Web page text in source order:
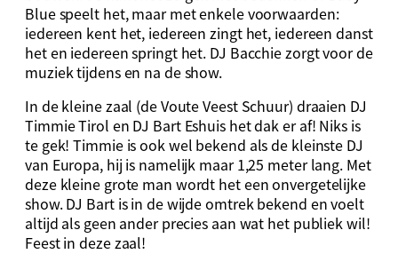
Blue speelt het, maar met enkele voorwaarden:
iedereen kent het, iedereen zingt het, iedereen danst
het en iedereen springt het. DJ Bacchie zorgt voor de
muziek tijdens en na de show.
In de kleine zaal (de Voute Veest Schuur) draaien DJ
Timmie Tirol en DJ Bart Eshuis het dak er af! Niks is
te gek! Timmie is ook wel bekend als de kleinste DJ
van Europa, hij is namelijk maar 1,25 meter lang. Met
deze kleine grote man wordt het een onvergetelijke
show. DJ Bart is in de wijde omtrek bekend en voelt
altijd als geen ander precies aan wat het publiek wil!
Feest in deze zaal!